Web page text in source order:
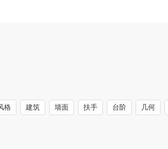
格 建筑 墙面 扶手 台阶 几何